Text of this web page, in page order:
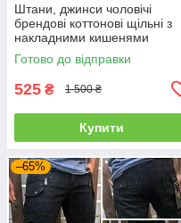
Штани, джинси чоловічі
брендові коттонові щільні з
накладними кишенями
"карго" MIGACH, Туреччина
Готово до відправки
525 ₴ 1 500 ₴
Купити
–65%